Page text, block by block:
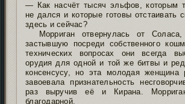
— Как насчёт тысяч эльфов, которым
не дался и которые готовы отстаивать
здесь и сейчас?
Морриган отвернулась от Соласа,
застывшую посреди собственного
технических вопросах они всегда
орудия для одной и той же битвы и
консенсусу, но эта молодая женщина
завоевала признательность
раз выручив её и Кирана.
благодарной.